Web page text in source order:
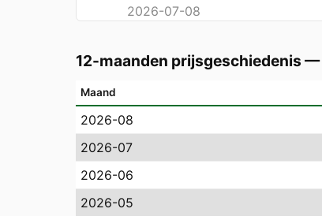
2026-07-08
12-maanden prijsgeschiedenis —
Maand
2026-08
2026-07
2026-06
2026-05